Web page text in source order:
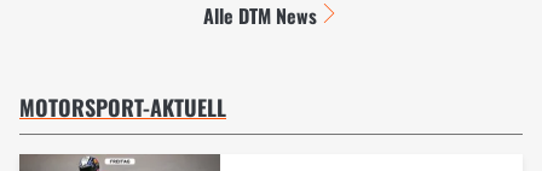
Alle DTM News
MOTORSPORT-AKTUELL